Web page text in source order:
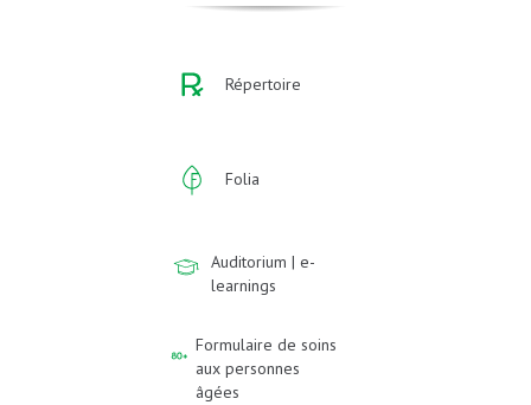
Répertoire
Folia
Auditorium | e-
learnings
Formulaire de soins
aux personnes
âgées